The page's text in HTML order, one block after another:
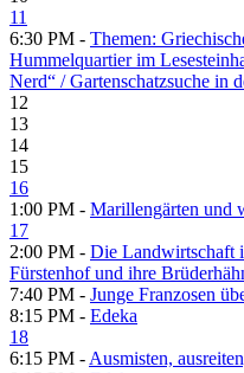
11
6:30 PM - Themen:
Hummelquartier im
Nerd“ /​ Gartenschatzsuche in
12
13
14
15
16
1:00 PM - Marillengärten und
17
2:00 PM - Die Landwirtschaft
Fürstenhof und ihre
7:40 PM - Junge Franzosen
8:15 PM - Edeka
18
6:15 PM - Ausmisten,